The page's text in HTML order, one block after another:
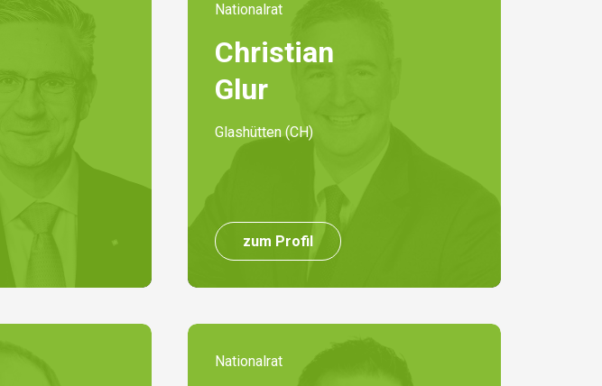
Nationalrat
Christian
Glur
Glashütten (CH)
zum Profil
Nationalrat